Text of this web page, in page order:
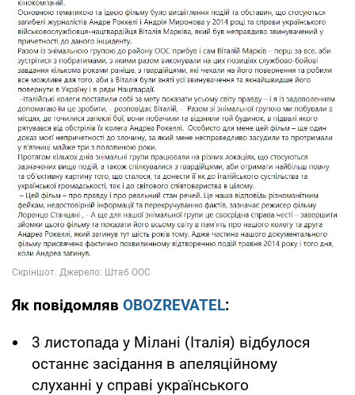
Як повідомляв OBOZREVATEL:
3 листопада у Мілані (Італія) відбулося
останнє засідання в апеляційному
слуханні у справі українського